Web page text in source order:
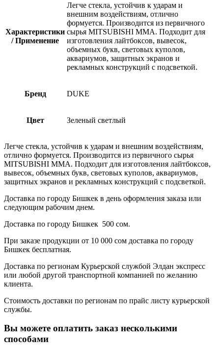
Характеристики
/ Применение
Легче стекла, устойчив к ударам и
внешним воздействиям, отлично
формуется. Производится из первичного
сырья MITSUBISHI MMA. Подходит для
изготовления лайтбоксов, вывесок,
объемных букв, световых куполов,
аквариумов, защитных экранов и
рекламных конструкций с подсветкой.
Бренд DUKE
Цвет Зеленый светлый
Легче стекла, устойчив к ударам и внешним воздействиям,
отлично формуется. Производится из первичного сырья
MITSUBISHI MMA. Подходит для изготовления лайтбоксов,
вывесок, объемных букв, световых куполов, аквариумов,
защитных экранов и рекламных конструкций с подсветкой.
Доставка по городу Бишкек в день оформления заказа или
следующим рабочим днем.
Доставка по городу Бишкек 500 сом.
При заказе продукции от 10 000 сом доставка по городу
Бишкек бесплатная.
Доставка по регионам Курьерской службой Элдан экспресс
или любой другой транспортной компанией по желанию
клиента.
Стоимость доставки по регионам по прайс листу курьерской
службы.
Вы можете оплатить заказ несколькими
способами